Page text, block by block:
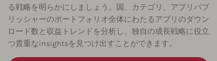
る戦略を明らかにしましょう。国、カテゴリ、アプリパブ
リッシャーのポートフォリオ全体にわたるアプリのダウン
ロード数と収益トレンドを分析し、独自の成長戦略に役立
つ貴重なinsightsを見つけ出すことができます。